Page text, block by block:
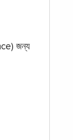
জন্য